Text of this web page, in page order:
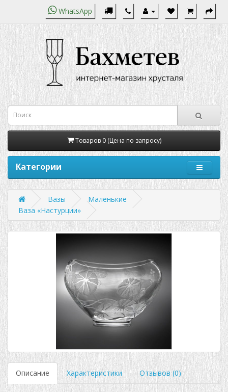
WhatsApp
Товаров 0 (Цена по запросу)
Категории
Вазы
Маленькие
Ваза «Настурции»
Описание Характеристики Отзывов (0)